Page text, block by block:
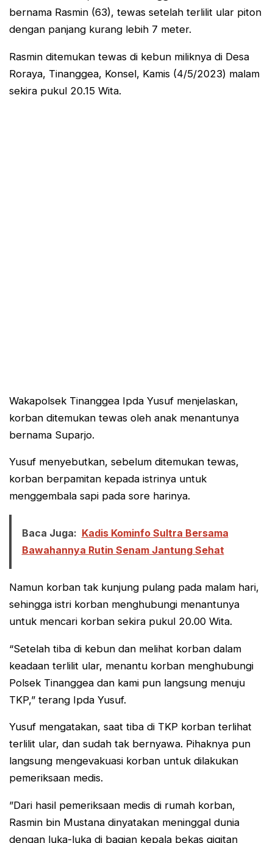
bernama Rasmin (63), tewas setelah terlilit ular piton
dengan panjang kurang lebih 7 meter.
Rasmin ditemukan tewas di kebun miliknya di Desa
Roraya, Tinanggea, Konsel, Kamis (4/5/2023) malam
sekira pukul 20.15 Wita.
Wakapolsek Tinanggea Ipda Yusuf menjelaskan,
korban ditemukan tewas oleh anak menantunya
bernama Suparjo.
Yusuf menyebutkan, sebelum ditemukan tewas,
korban berpamitan kepada istrinya untuk
menggembala sapi pada sore harinya.
Baca Juga: Kadis Kominfo Sultra Bersama
Bawahannya Rutin Senam Jantung Sehat
Namun korban tak kunjung pulang pada malam hari,
sehingga istri korban menghubungi menantunya
untuk mencari korban sekira pukul 20.00 Wita.
“Setelah tiba di kebun dan melihat korban dalam
keadaan terlilit ular, menantu korban menghubungi
Polsek Tinanggea dan kami pun langsung menuju
TKP,” terang Ipda Yusuf.
Yusuf mengatakan, saat tiba di TKP korban terlihat
terlilit ular, dan sudah tak bernyawa. Pihaknya pun
langsung mengevakuasi korban untuk dilakukan
pemeriksaan medis.
”Dari hasil pemeriksaan medis di rumah korban,
Rasmin bin Mustana dinyatakan meninggal dunia
dengan luka-luka di bagian kepala bekas gigitan